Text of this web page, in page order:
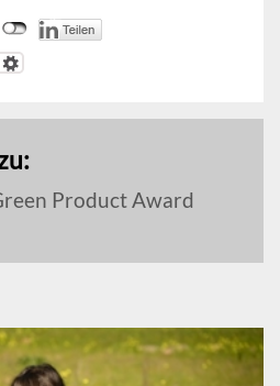
Product Award